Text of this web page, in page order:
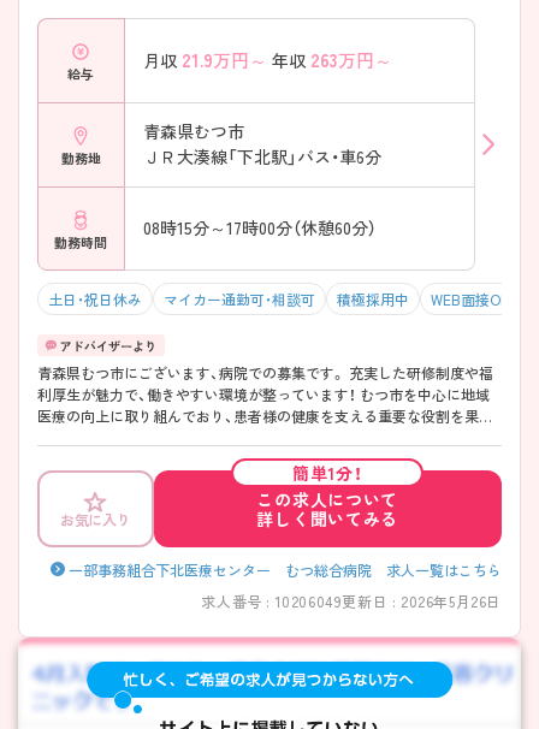
給与
月収 21.9万円～ 年収 263万円～
勤務地
青森県むつ市
ＪＲ大湊線「下北駅」バス・車6分
勤務時間
08時15分～17時00分（休憩60分）
土日・祝日休み マイカー通勤可・相談可 積極採用中 WEB面接OK
青森県むつ市にございます、病院での募集です。 充実した研修制度や福
利厚生が魅力で、働きやすい環境が整っています！ むつ市を中心に地域
医療の向上に取り組んでおり、患者様の健康を支える重要な役割を果た
ントもお伝えしますので是非ご応募お待ちしております♪
お気に入り
簡単1分！
この求人について
詳しく聞いてみる
一部事務組合下北医療センター むつ総合病院 求人一覧はこちら
求人番号 : 10206049更新日 : 2026年5月26日